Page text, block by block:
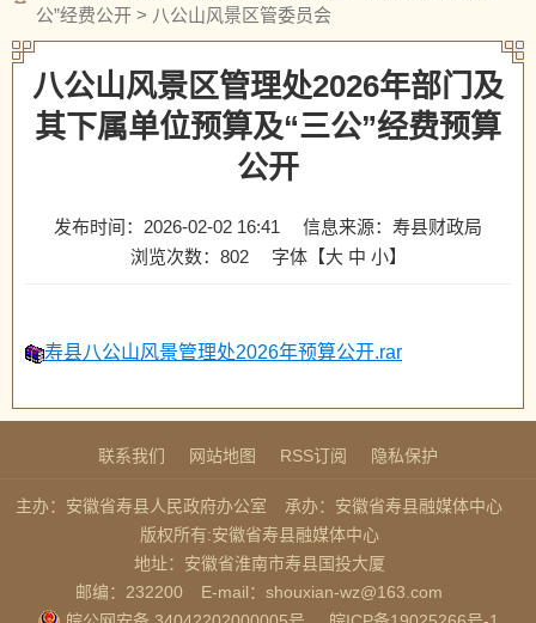
公”经费公开 > 八公山风景区管委员会
八公山风景区管理处2026年部门及
其下属单位预算及“三公”经费预算
公开
发布时间：2026-02-02 16:41
信息来源：寿县财政局
浏览次数： 802 字体【大 中 小】
寿县八公山风景管理处2026年预算公开.rar
联系我们 网站地图 RSS订阅 隐私保护
主办：安徽省寿县人民政府办公室
承办：安徽省寿县融媒体中心
版权所有:安徽省寿县融媒体中心
地址：安徽省淮南市寿县国投大厦
邮编：232200
E-mail：shouxian-wz@163.com